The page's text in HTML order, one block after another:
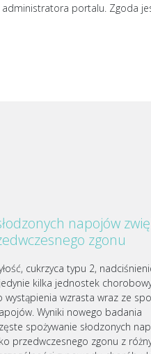
administratora portalu. Zgoda
napojów
zgonu
cukrzyca typu 2,
kilka jednostek
wystąpienia wzrasta wraz ze
Wyniki nowego badania
spożywanie słodzonych
przedwczesnego zgonu z